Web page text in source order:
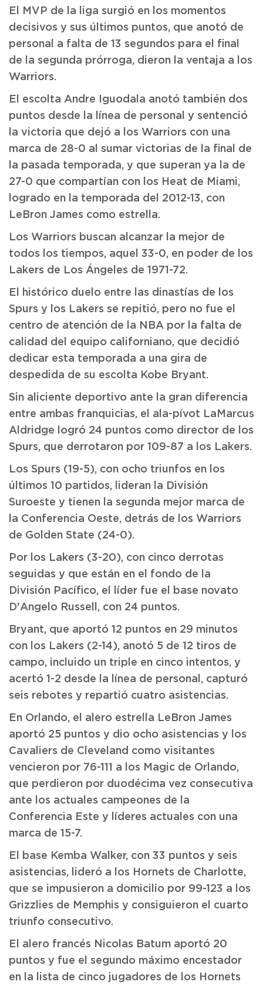
El MVP de la liga surgió en los momentos
decisivos y sus últimos puntos, que anotó de
personal a falta de 13 segundos para el final
de la segunda prórroga, dieron la ventaja a los
Warriors.
El escolta Andre Iguodala anotó también dos
puntos desde la línea de personal y sentenció
la victoria que dejó a los Warriors con una
marca de 28-0 al sumar victorias de la final de
la pasada temporada, y que superan ya la de
27-0 que compartían con los Heat de Miami,
logrado en la temporada del 2012-13, con
LeBron James como estrella.
Los Warriors buscan alcanzar la mejor de
todos los tiempos, aquel 33-0, en poder de los
Lakers de Los Ángeles de 1971-72.
El histórico duelo entre las dinastías de los
Spurs y los Lakers se repitió, pero no fue el
centro de atención de la NBA por la falta de
calidad del equipo californiano, que decidió
dedicar esta temporada a una gira de
despedida de su escolta Kobe Bryant.
Sin aliciente deportivo ante la gran diferencia
entre ambas franquicias, el ala-pívot LaMarcus
Aldridge logró 24 puntos como director de los
Spurs, que derrotaron por 109-87 a los Lakers.
Los Spurs (19-5), con ocho triunfos en los
últimos 10 partidos, lideran la División
Suroeste y tienen la segunda mejor marca de
la Conferencia Oeste, detrás de los Warriors
de Golden State (24-0).
Por los Lakers (3-20), con cinco derrotas
seguidas y que están en el fondo de la
División Pacífico, el líder fue el base novato
D'Angelo Russell, con 24 puntos.
Bryant, que aportó 12 puntos en 29 minutos
con los Lakers (2-14), anotó 5 de 12 tiros de
campo, incluido un triple en cinco intentos, y
acertó 1-2 desde la línea de personal, capturó
seis rebotes y repartió cuatro asistencias.
En Orlando, el alero estrella LeBron James
aportó 25 puntos y dio ocho asistencias y los
Cavaliers de Cleveland como visitantes
vencieron por 76-111 a los Magic de Orlando,
que perdieron por duodécima vez consecutiva
ante los actuales campeones de la
Conferencia Este y líderes actuales con una
marca de 15-7.
El base Kemba Walker, con 33 puntos y seis
asistencias, lideró a los Hornets de Charlotte,
que se impusieron a domicilio por 99-123 a los
Grizzlies de Memphis y consiguieron el cuarto
triunfo consecutivo.
El alero francés Nicolas Batum aportó 20
puntos y fue el segundo máximo encestador
en la lista de cinco jugadores de los Hornets